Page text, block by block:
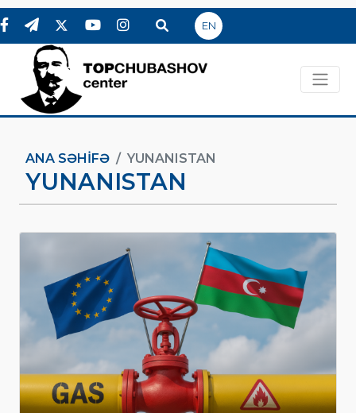
EN
ANA SƏHIFƏ YUNANISTAN
YUNANISTAN